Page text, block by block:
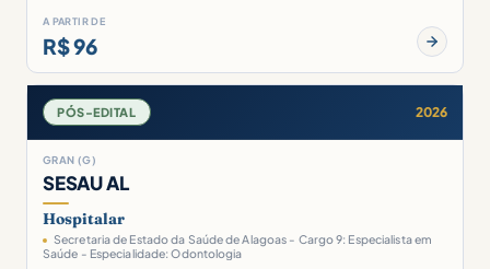
A PARTIR DE
R$ 96
PÓS-EDITAL 2026
GRAN (G)
SESAU AL
Hospitalar
Secretaria de Estado da Saúde de Alagoas - Cargo 9: Especialista em
Saúde - Especialidade: Odontologia